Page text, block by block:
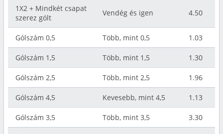
1X2 + Mindkét csapat
szerez gólt
Vendég és igen 4.50
Gólszám 0,5 Több, mint 0,5 1.03
Gólszám 1,5 Több, mint 1,5 1.30
Gólszám 2,5 Több, mint 2,5 1.96
Gólszám 4,5 Kevesebb, mint 4,5 1.13
Gólszám 3,5 Több, mint 3,5 3.30